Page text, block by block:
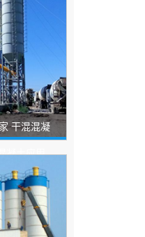
干混混凝
凝土应用